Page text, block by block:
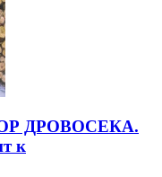
ДРОВОСЕКА.
к